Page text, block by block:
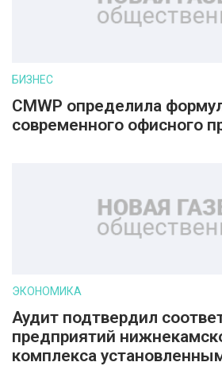
БИЗНЕС
CMWP определила
современного офисного
ЭКОНОМИКА
Аудит подтвердил
предприятий
комплекса